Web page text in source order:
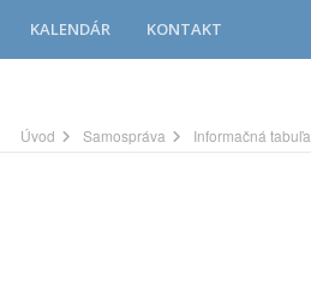
KALENDÁR KONTAKT
Úvod Samospráva Informačná tabuľa